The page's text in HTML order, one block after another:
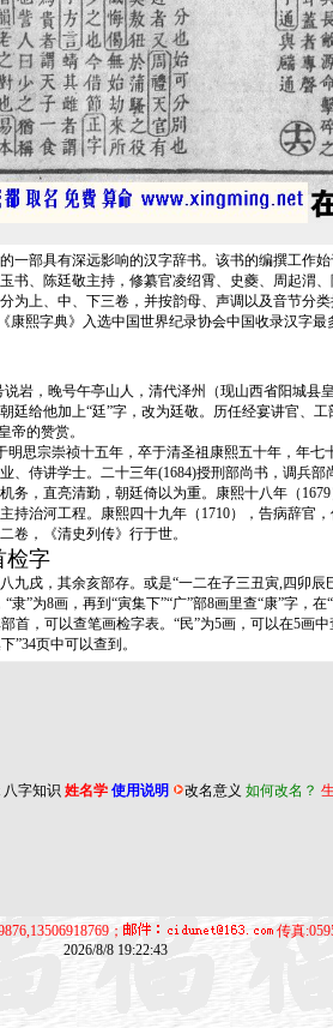
部具有深远影响的汉字辞书。该书的编撰工作始
书、陈廷敬主持，修纂官凌绍霄、史夔、周起渭
为上、中、下三卷，并按韵母、声调以及音节分
熙字典》入选中国世界纪录协会中国收录汉字
，晚号午亭山人，清代泽州（现山西省阳城县
给他加上“廷”字，改为廷敬。历任经宴讲官、
帝的赞赏。
思宗崇祯十五年，卒于清圣祖康熙五十年，年七
、侍讲学士。二十三年(1684)授刑部尚书，调兵
务，直亮清勤，朝廷倚以为重。康熙十八年（
治河工程。康熙四十九年（1710），告病辞官
卷，《清史列传》行于世。
检字
戌，其余亥部存。或是“一二在子三丑寅,四卯辰
为8画，再到“寅集下”“广”部8画里查“康”字，在“
可以查笔画检字表。“民”为5画，可以在5画中
”34页中可以查到。
八字知识 姓名学 使用说明 改名意义 如何改名？
； 传真
2026/8/8 19:22:43